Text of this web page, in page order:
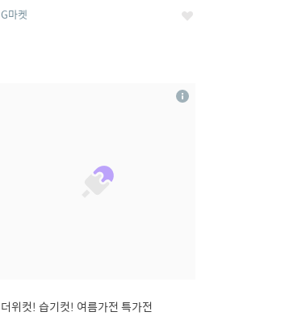
G마켓 좋
더위컷! 습기컷! 여름가전 특가전
상